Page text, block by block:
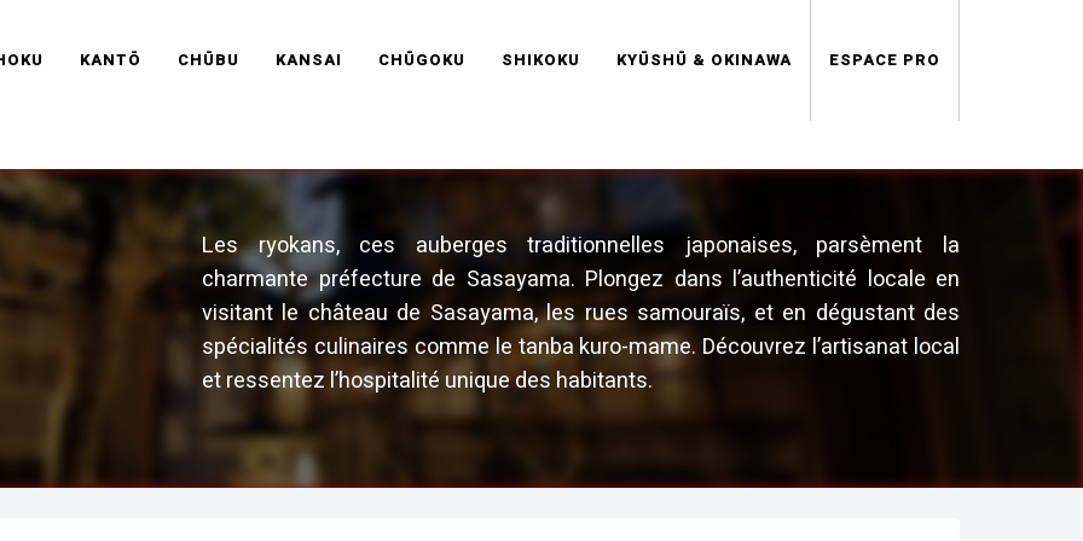
FRANCE
KANTŌ CHŪBU KANSAI CHŪGOKU SHIKOKU KYŪSHŪ & OKINAWA ESPACE PRO
Les ryokans, ces auberges traditionnelles japonaises, parsèment la
charmante préfecture de Sasayama. Plongez dans l’authenticité locale en
visitant le château de Sasayama, les rues samouraïs, et en dégustant des
spécialités culinaires comme le tanba kuro-mame. Découvrez l’artisanat local
et ressentez l’hospitalité unique des habitants.